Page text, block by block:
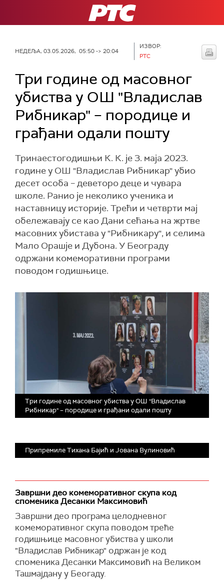
РТС
НЕДЕЉА, 03.05.2026, 05:50 -> 20:04
ИЗВОР:
РТС
Три године од масовног
убиства у OШ "Владислав
Рибникар" – породице и
грађани одали пошту
Тринаестогодишњи К. К. је 3. маја 2023.
године у ОШ "Владислав Рибникар" убио
десет особа – деветоро деце и чувара
школе. Ранио је неколико ученика и
наставницу историје. Трећи и четврти мај
обележавају се као Дани сећања на жртве
масовних убистава у "Рибникару", и селима
Мало Орашје и Дубона. У Београду
одржани комеморативни програми
поводом годишњице.
Три године од масовног убиства у OШ "Владислав
Рибникар" – породице и грађани одали пошту
Припремиле Тихана Бајић и Јована Вулиновић
Завршни део комеморативног скупа код
споменика Десанки Максимовић
Завршни део програма целодневног
комеморативног скупа поводом треће
годишњице масовног убиства у школи
"Владислав Рибникар" одржан је код
споменика Десанки Максимовић на Великом
Ташмајдану у Беогаду.